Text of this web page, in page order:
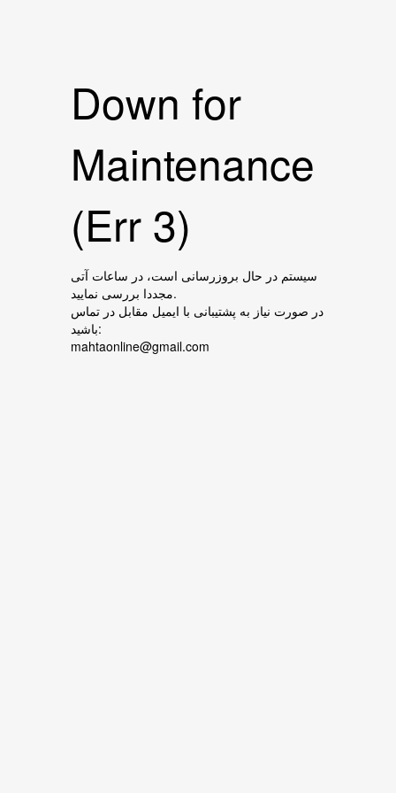
Down for
Maintenance
(Err 3)
سیستم در حال بروزرسانی است، در ساعات آتی
مجددا بررسی نمایید.
در صورت نیاز به پشتیبانی با ایمیل مقابل در تماس
باشید:
mahtaonline@gmail.com